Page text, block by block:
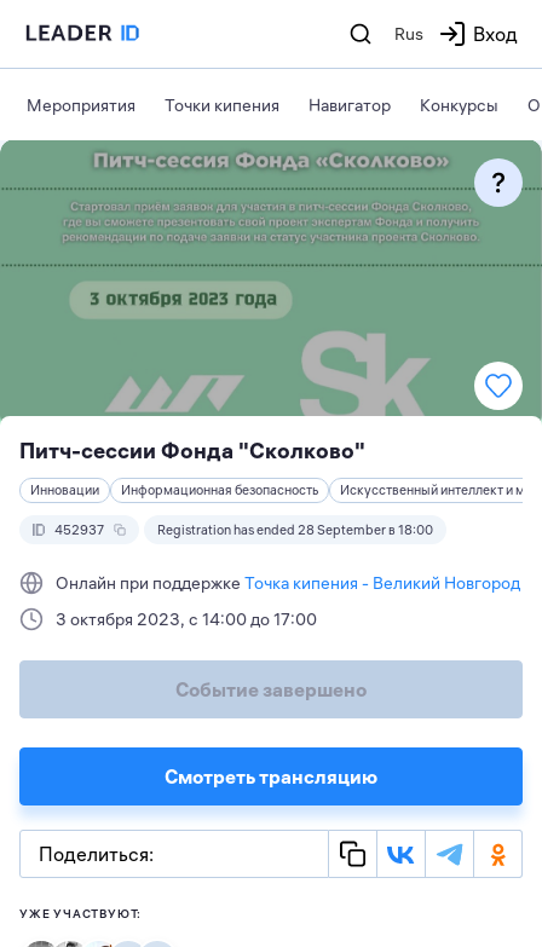
Rus Вход
Мероприятия Точки кипения Навигатор Конкурсы
Питч-сессии Фонда "Сколково"
Инновации Информационная безопасность Искусственный интеллект и
452937 Registration has ended 28 September в 18:00
Онлайн при поддержке Точка кипения - Великий Новгород
3 октября 2023, с 14:00 до 17:00
Событие завершено
Смотреть трансляцию
Поделиться:
УЖЕ УЧАСТВУЮТ: